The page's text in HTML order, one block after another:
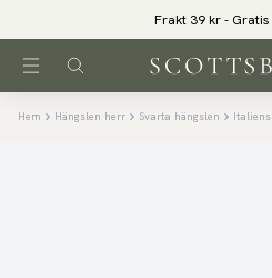
Frakt 39 kr -
Hem Hängslen herr Svarta hängslen